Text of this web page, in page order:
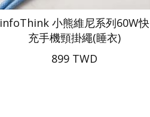
infoThink 小熊維尼系列60W快
充手機頸掛繩(睡衣)
899 TWD